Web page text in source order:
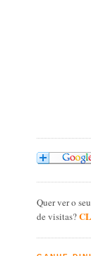
Quer ver o
de visitas?